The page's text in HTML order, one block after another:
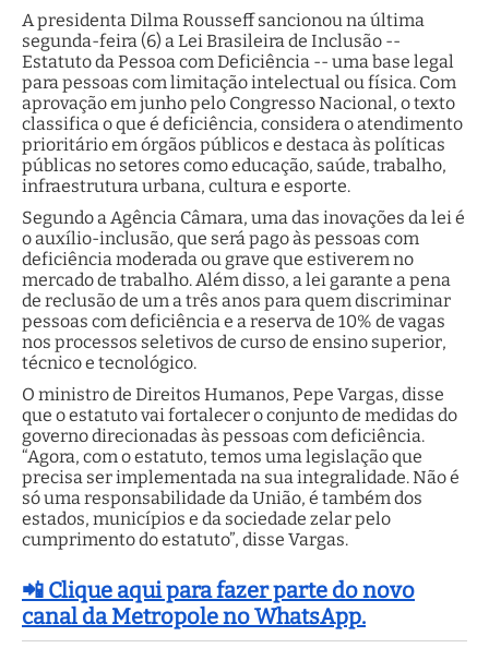
A presidenta Dilma Rousseff sancionou na última
segunda-feira (6) a Lei Brasileira de Inclusão --
Estatuto da Pessoa com Deficiência -- uma base legal
para pessoas com limitação intelectual ou física. Com
aprovação em junho pelo Congresso Nacional, o texto
classifica o que é deficiência, considera o atendimento
prioritário em órgãos públicos e destaca às políticas
públicas no setores como educação, saúde, trabalho,
infraestrutura urbana, cultura e esporte.
Segundo a Agência Câmara, uma das inovações da lei é
o auxílio-inclusão, que será pago às pessoas com
deficiência moderada ou grave que estiverem no
mercado de trabalho. Além disso, a lei garante a pena
de reclusão de um a três anos para quem discriminar
pessoas com deficiência e a reserva de 10% de vagas
nos processos seletivos de curso de ensino superior,
técnico e tecnológico.
O ministro de Direitos Humanos, Pepe Vargas, disse
que o estatuto vai fortalecer o conjunto de medidas do
governo direcionadas às pessoas com deficiência.
“Agora, com o estatuto, temos uma legislação que
precisa ser implementada na sua integralidade. Não é
só uma responsabilidade da União, é também dos
estados, municípios e da sociedade zelar pelo
cumprimento do estatuto”, disse Vargas.
📲 Clique aqui para fazer parte do novo
canal da Metropole no WhatsApp.